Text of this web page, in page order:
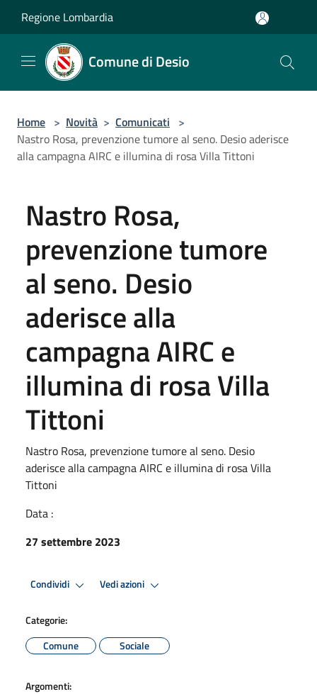
Regione Lombardia
Comune di Desio
Home > Novità > Comunicati >
Nastro Rosa, prevenzione tumore al seno. Desio aderisce
alla campagna AIRC e illumina di rosa Villa Tittoni
Nastro Rosa,
prevenzione tumore
al seno. Desio
aderisce alla
campagna AIRC e
illumina di rosa Villa
Tittoni
Nastro Rosa, prevenzione tumore al seno. Desio
aderisce alla campagna AIRC e illumina di rosa Villa
Tittoni
Data :
27 settembre 2023
Condividi Vedi azioni
Categorie:
Comune
Sociale
Argomenti: